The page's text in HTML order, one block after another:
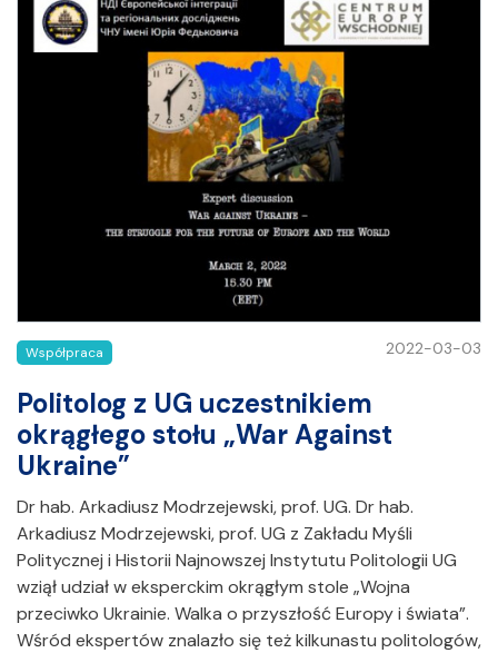
Współpraca 2022-03-03
Politolog z UG uczestnikiem
okrągłego stołu „War Against
Ukraine”
Dr hab. Arkadiusz Modrzejewski, prof. UG. Dr hab.
Arkadiusz Modrzejewski, prof. UG z Zakładu Myśli
Politycznej i Historii Najnowszej Instytutu Politologii UG
wziął udział w eksperckim okrągłym stole „Wojna
przeciwko Ukrainie. Walka o przyszłość Europy i świata”.
Wśród ekspertów znalazło się też kilkunastu politologów,